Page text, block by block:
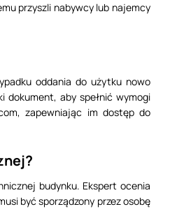
przyszli nabywcy lub najemcy
oddania do użytku nowo
dokument, aby spełnić wymogi
zapewniając im dostęp do
budynku. Ekspert ocenia
być sporządzony przez osobę